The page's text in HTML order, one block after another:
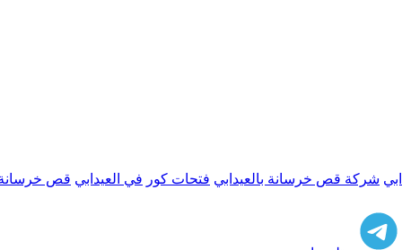
شركة قص خرسانة بالعيدابي فتحات كور في العيدابي قص خرسانة